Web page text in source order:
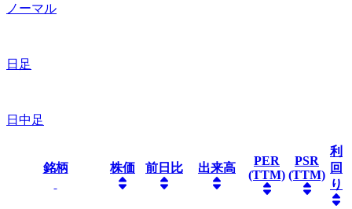
ノーマル
日足
日中足
銘柄 株価 前日比 出来高
PER
(TTM)
PSR
(TTM)
利
回
り